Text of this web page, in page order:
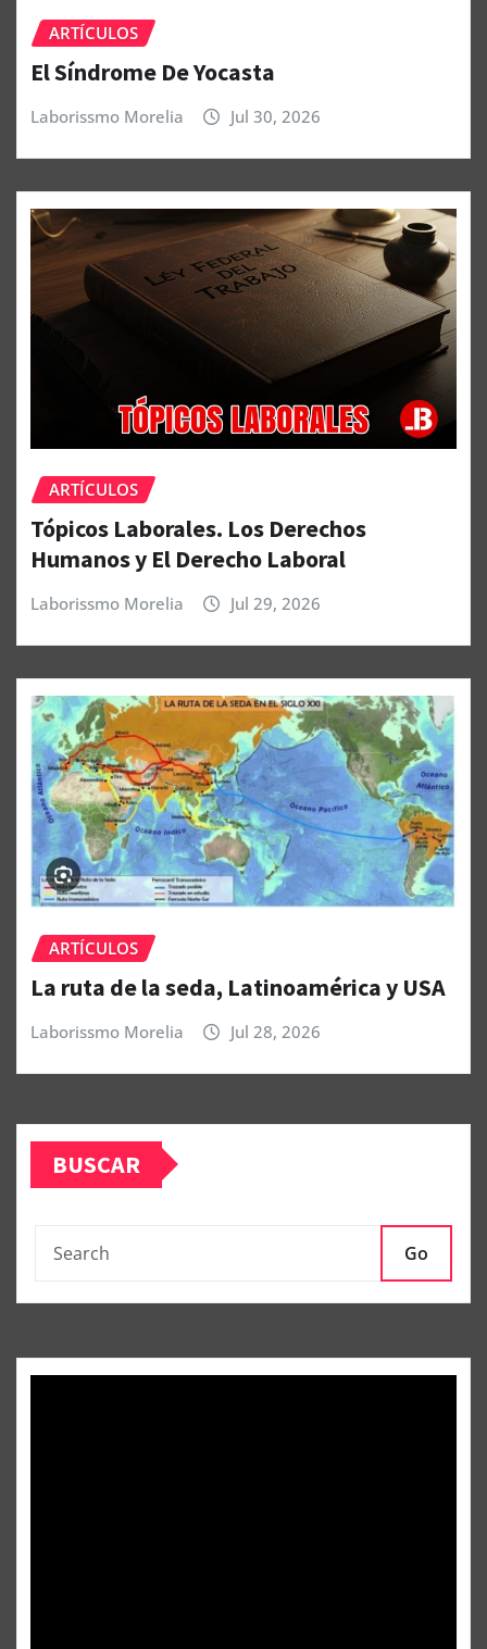
ARTÍCULOS
El Síndrome De Yocasta
Laborissmo Morelia Jul 30, 2026
ARTÍCULOS
Tópicos Laborales. Los Derechos
Humanos y El Derecho Laboral
Laborissmo Morelia Jul 29, 2026
ARTÍCULOS
La ruta de la seda, Latinoamérica y USA
Laborissmo Morelia Jul 28, 2026
BUSCAR
Go